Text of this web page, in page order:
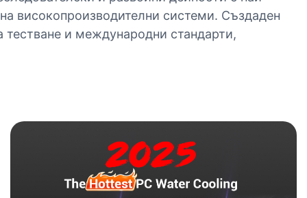
високопроизводителни системи. Създаден
тестване и международни стандарти,